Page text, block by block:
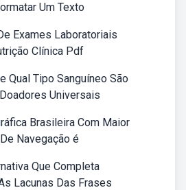
Um Texto
Exames Laboratoriais
Clínica Pdf
Qual Tipo Sanguíneo São
Universais
Brasileira Com Maior
Navegação é
Que Completa
Lacunas Das Frases